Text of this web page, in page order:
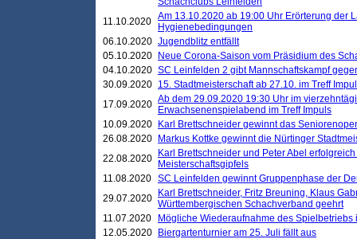
11.10.2020 Am 13.10.2020 ab 19:00 Uhr Erörterung der
Hygienebedingungen
06.10.2020 Jugendblitz entfällt
05.10.2020
Neue Corona-Saison vom Präsidium des
04.10.2020 SC Leinfelden 2 gibt Mannschaftskampf
30.09.2020 15. Stadtmeisterschaft ab 27.10. im Treff
17.09.2020 Ab dem 29.09.2020 19:30 Uhr im
Erwachsenenspielabend im Treff Impuls
10.09.2020
Karl Brettschneider gewinnt das
26.08.2020
Markus Kottke gewinnt die Nürtinger
22.08.2020
Karl Brettschneider und Peter Abel
Meisterschaftsgipfels
11.08.2020 SC Leinfelden gewinnt Gruppenphase der
29.07.2020
Karl Brettschneider, Fritz Breuning, Klaus
Württembergischen Schachverband geehrt
11.07.2020
Mögliche Wiederaufnahme des Spielbetriebs
12.05.2020
Biergartenturnier am 25. Juli fällt aus